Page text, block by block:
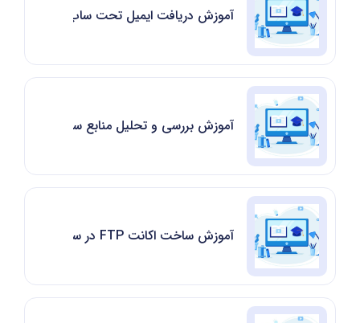
آموزش دریافت ایمیل تحت ساب دامنه در cPanel
آموزش بررسی و تحلیل منابع سایت از بخش Resource Usage سی پنل
آموزش ساخت اکانت FTP در سی پنل به صورت گام به گام